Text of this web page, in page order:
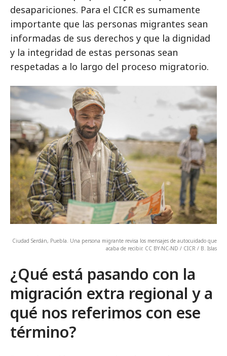
desapariciones. Para el CICR es sumamente
importante que las personas migrantes sean
informadas de sus derechos y que la dignidad
y la integridad de estas personas sean
respetadas a lo largo del proceso migratorio.
Ciudad Serdán, Puebla. Una persona migrante revisa los mensajes de autocuidado que
acaba de recibir. CC BY-NC-ND / CICR / B. Islas
¿Qué está pasando con la
migración extra regional y a
qué nos referimos con ese
término?